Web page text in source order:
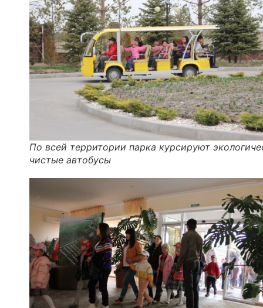
По всей территории парка курсируют
чистые автобусы